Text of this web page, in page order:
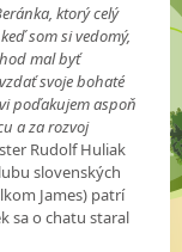
ktorý celý
som si vedomý,
mal byť
svoje bohaté
poďakujem aspoň
a za rozvoj
Rudolf Huliak
slovenských
James) patrí
sa o chatu staral